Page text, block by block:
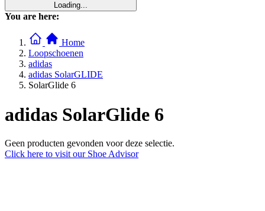
Loading...
You are here:
Home
Loopschoenen
adidas
adidas SolarGLIDE
SolarGlide 6
adidas SolarGlide 6
Geen producten gevonden voor deze selectie.
Click here to visit our Shoe Advisor